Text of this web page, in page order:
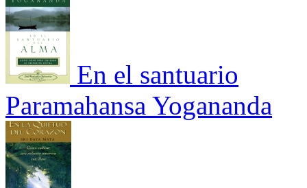
En el santuario
Paramahansa Yogananda